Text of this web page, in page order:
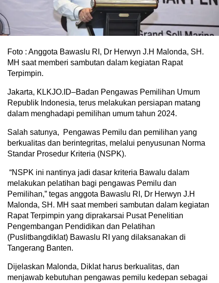
Foto : Anggota Bawaslu RI, Dr Herwyn J.H Malonda, SH.
MH saat memberi sambutan dalam kegiatan Rapat
Terpimpin.
Jakarta, KLKJO.ID–Badan Pengawas Pemilihan Umum
Republik Indonesia, terus melakukan persiapan matang
dalam menghadapi pemilihan umum tahun 2024.
Salah satunya, Pengawas Pemilu dan pemilihan yang
berkualitas dan berintegritas, melalui penyusunan Norma
Standar Prosedur Kriteria (NSPK).
“NSPK ini nantinya jadi dasar kriteria Bawalu dalam
melakukan pelatihan bagi pengawas Pemilu dan
Pemilihan,” tegas anggota Bawaslu RI, Dr Herwyn J.H
Malonda, SH. MH saat memberi sambutan dalam kegiatan
Rapat Terpimpin yang diprakarsai Pusat Penelitian
Pengembangan Pendidikan dan Pelatihan
(Puslitbangdiklat) Bawaslu RI yang dilaksanakan di
Tangerang Banten.
Dijelaskan Malonda, Diklat harus berkualitas, dan
menjawab kebutuhan pengawas pemilu kedepan sebagai